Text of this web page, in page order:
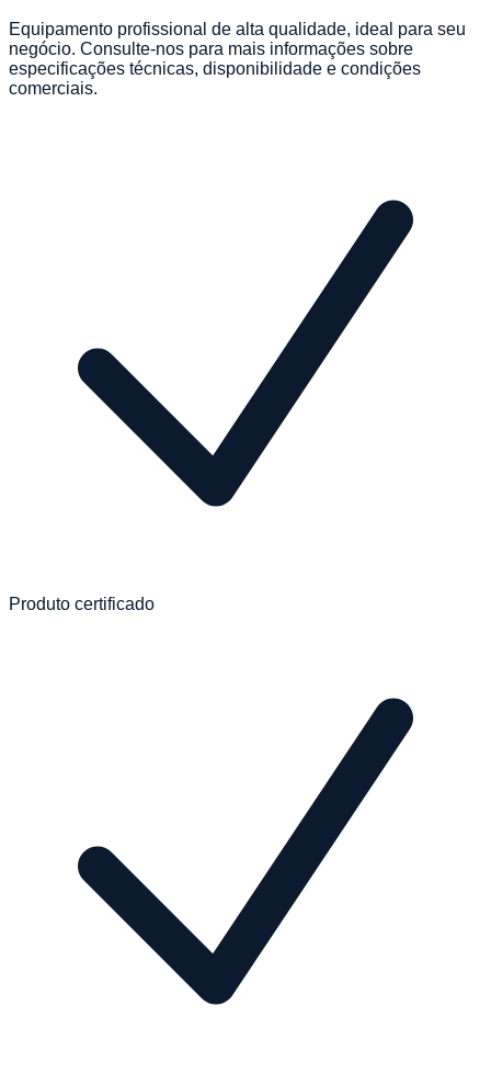
Equipamento profissional de alta qualidade, ideal para seu
negócio. Consulte-nos para mais informações sobre
especificações técnicas, disponibilidade e condições
comerciais.
Produto certificado